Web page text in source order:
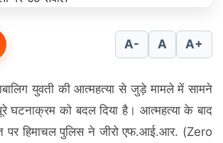
A- A A+
युवती की आत्महत्या से जुड़े मामले में सामने
घटनाक्रम को बदल दिया है। आत्महत्या के बाद
पर हिमाचल पुलिस ने जीरो एफ.आई.आर. (Zero